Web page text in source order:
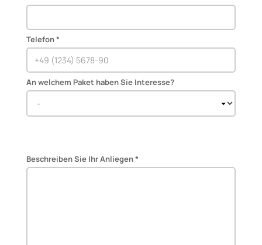
Telefon *
An welchem Paket haben Sie Interesse?
Beschreiben Sie Ihr Anliegen *